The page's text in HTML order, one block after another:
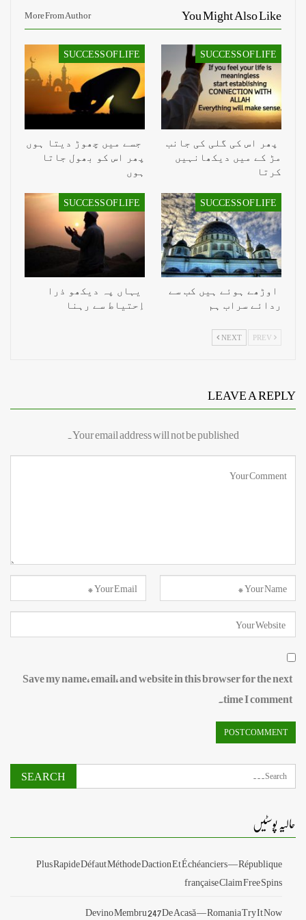
You Might Also Like
More From Author
SUCCESS OF LIFE
پھر اس کی گلی کی جانب
مڑ کے میں دیکھانہیں
کرتا
SUCCESS OF LIFE
جسے میں چھوڑ دیتا ہوں
پھر اس کو بھول جاتا
ہوں
SUCCESS OF LIFE
اوڑھے ہوئے ہیں کب سے
ردائے سراب ہم
SUCCESS OF LIFE
یہاں پہ دیکھو ذرا
اِحتیاط سے رہنا
NEXT
LEAVE A REPLY
Your email address will not be published.
Save my name, email, and website in this browser for the next
time I comment.
حالیہ پوسٹیں
Plus Rapide Défaut Méthode Daction Et Échéanciers — République
française Claim Free Spins
Devino Membru 247 De Acasă — Romania Try It Now